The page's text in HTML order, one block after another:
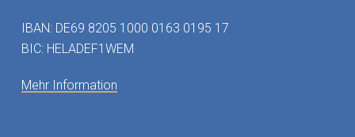
IBAN: DE69 8205 1000 0163 0195 17
BIC: HELADEF1WEM
Mehr Information